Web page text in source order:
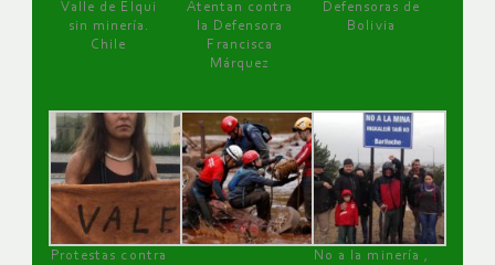
Valle de Elqui
sin minería.
Chile
Atentan contra
la Defensora
Francisca
Márquez
Defensoras de
Bolivia
Protestas contra
No a la minería ,